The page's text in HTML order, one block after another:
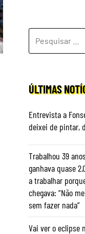
POR:
ÚLTIMAS
Entrevista a
deixei de pintar,
Trabalhou 39
ganhava quase
a trabalhar
chegava: “Não
sem fazer nada”
Vai ver o eclipse